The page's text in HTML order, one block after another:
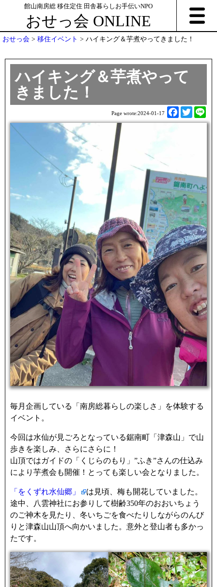
館山南房総 移住定住 田舎暮らしお手伝いNPO
おせっ会 ONLINE
おせっ会 > 移住イベント > ハイキング＆芋煮やってきました！
ハイキング＆芋煮やって
きました！
Page wrote:2024-01-17
F
a
o
k
T
w
i
毎月企画している「南房総暮らしの楽しさ」を体験する
イベント。
今回は水仙が見ごろとなっている鋸南町「津森山」で山
歩きを楽しみ、さらにさらに！
山頂ではガイドの「くじらのもり」”ふき”さんの仕込み
により芋煮会も開催！とっても楽しい会となりました。
「をくずれ水仙郷」
は見頃、梅も開花していました。
途中、八雲神社にお参りして樹齢350年のおおいちょう
のご神木を見たり、冬いちごを食べたりしながらのんび
りと津森山山頂へ向かいました。意外と登山者も多かっ
たです。